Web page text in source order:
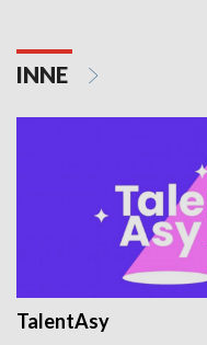
INNE
TalentAsy